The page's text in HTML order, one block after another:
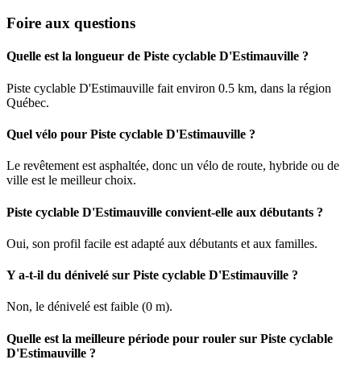
Foire aux questions
Quelle est la longueur de Piste cyclable D'Estimauville ?
Piste cyclable D'Estimauville fait environ 0.5 km, dans la région
Québec.
Quel vélo pour Piste cyclable D'Estimauville ?
Le revêtement est asphaltée, donc un vélo de route, hybride ou de
ville est le meilleur choix.
Piste cyclable D'Estimauville convient-elle aux débutants ?
Oui, son profil facile est adapté aux débutants et aux familles.
Y a-t-il du dénivelé sur Piste cyclable D'Estimauville ?
Non, le dénivelé est faible (0 m).
Quelle est la meilleure période pour rouler sur Piste cyclable
D'Estimauville ?